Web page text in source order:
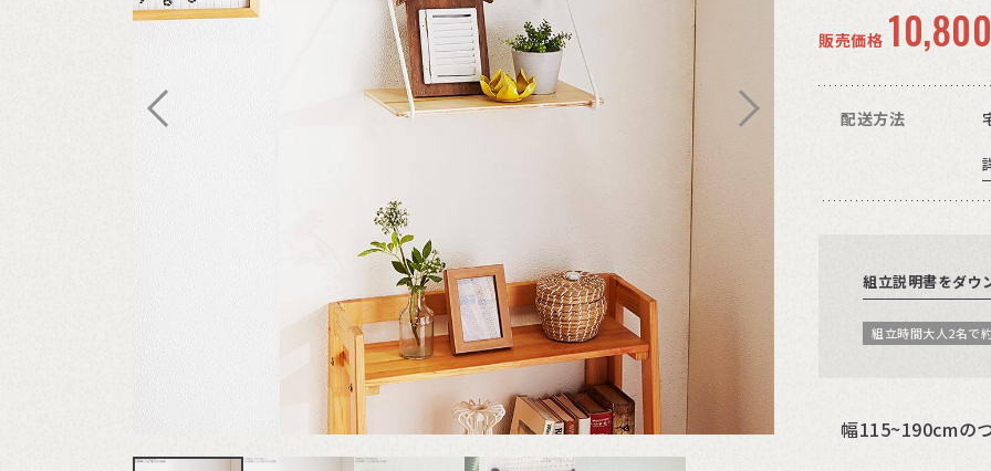
販売価格
配送方法
組立説明書をダウ
組立時間大人2名で
幅115~190cmの